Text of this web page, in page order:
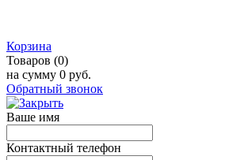
Корзина
Товаров (0)
на сумму 0 руб.
Обратный звонок
Ваше имя
Контактный телефон